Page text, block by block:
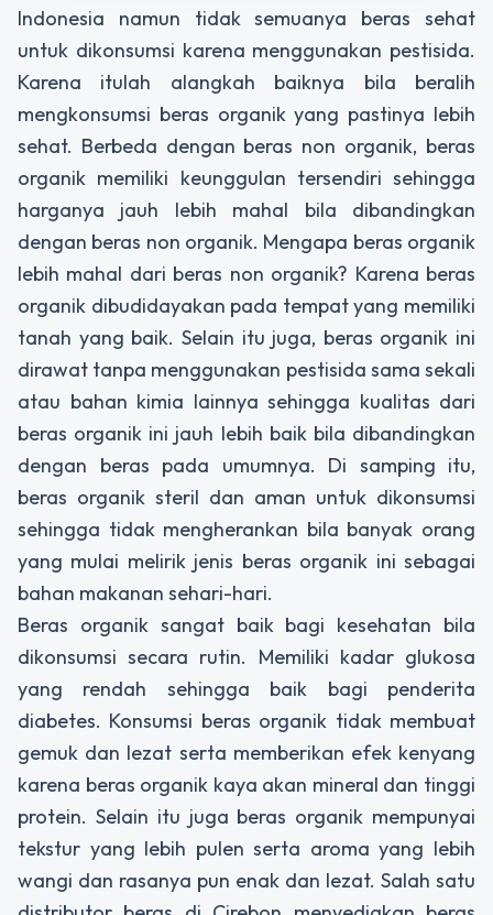
Indonesia namun tidak semuanya beras sehat
untuk dikonsumsi karena menggunakan pestisida.
Karena itulah alangkah baiknya bila beralih
mengkonsumsi beras organik yang pastinya lebih
sehat. Berbeda dengan beras non organik, beras
organik memiliki keunggulan tersendiri sehingga
harganya jauh lebih mahal bila dibandingkan
dengan beras non organik. Mengapa beras organik
lebih mahal dari beras non organik? Karena beras
organik dibudidayakan pada tempat yang memiliki
tanah yang baik. Selain itu juga, beras organik ini
dirawat tanpa menggunakan pestisida sama sekali
atau bahan kimia lainnya sehingga kualitas dari
beras organik ini jauh lebih baik bila dibandingkan
dengan beras pada umumnya. Di samping itu,
beras organik steril dan aman untuk dikonsumsi
sehingga tidak mengherankan bila banyak orang
yang mulai melirik jenis beras organik ini sebagai
bahan makanan sehari-hari.
Beras organik sangat baik bagi kesehatan bila
dikonsumsi secara rutin. Memiliki kadar glukosa
yang rendah sehingga baik bagi penderita
diabetes. Konsumsi beras organik tidak membuat
gemuk dan lezat serta memberikan efek kenyang
karena beras organik kaya akan mineral dan tinggi
protein. Selain itu juga beras organik mempunyai
tekstur yang lebih pulen serta aroma yang lebih
wangi dan rasanya pun enak dan lezat. Salah satu